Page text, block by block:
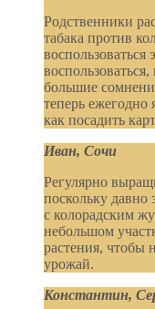
Родственники
табака против
большие
теперь ежегодно
как посадить
Иван, Сочи
Регулярно
поскольку давно
с колорадским
небольшом
растения, чтобы
урожай.
Константин,